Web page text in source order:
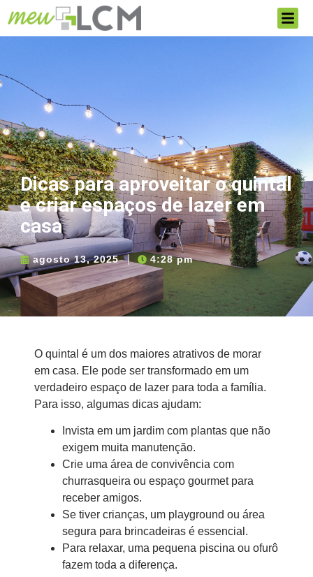
Dicas para aproveitar o quintal
e criar espaços de lazer em
casa
agosto 13, 2025 4:28 pm
O quintal é um dos maiores atrativos de morar
em casa. Ele pode ser transformado em um
verdadeiro espaço de lazer para toda a família.
Para isso, algumas dicas ajudam:
Invista em um jardim com plantas que não
exigem muita manutenção.
Crie uma área de convivência com
churrasqueira ou espaço gourmet para
receber amigos.
Se tiver crianças, um playground ou área
segura para brincadeiras é essencial.
Para relaxar, uma pequena piscina ou ofurô
fazem toda a diferença.